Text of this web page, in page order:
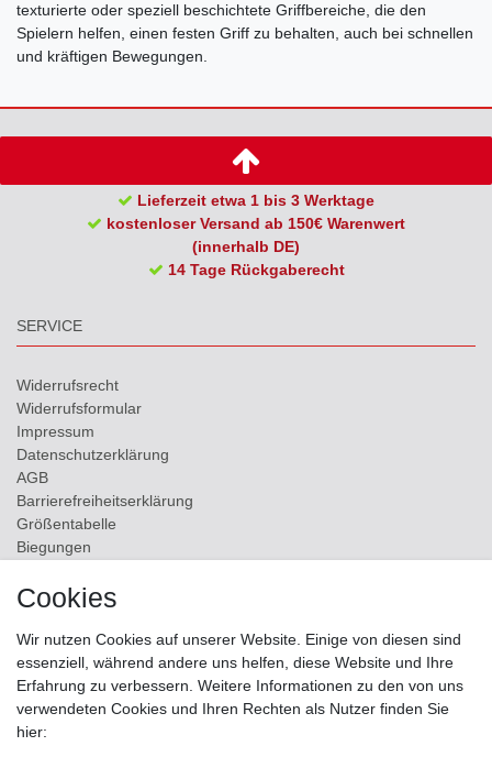
texturierte oder speziell beschichtete Griffbereiche, die den
Spielern helfen, einen festen Griff zu behalten, auch bei schnellen
und kräftigen Bewegungen.
Lieferzeit etwa 1 bis 3 Werktage
kostenloser Versand ab 150€ Warenwert
(innerhalb DE)
14 Tage Rückgaberecht
SERVICE
Widerrufs­recht
Widerrufs­formular
Impressum
Daten­schutz­erklärung
AGB
Barrierefreiheitserklärung
Größentabelle
Biegungen
Kontakt
ZAHLUNGSMÖGLICHKEITEN
Cookies
Wir nutzen Cookies auf unserer Website. Einige von diesen sind
essenziell, während andere uns helfen, diese Website und Ihre
Erfahrung zu verbessern. Weitere Informationen zu den von uns
verwendeten Cookies und Ihren Rechten als Nutzer finden Sie
hier: